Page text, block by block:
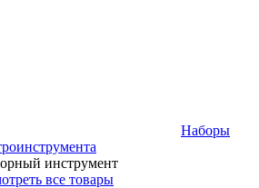
Наборы
инструмент
все товары